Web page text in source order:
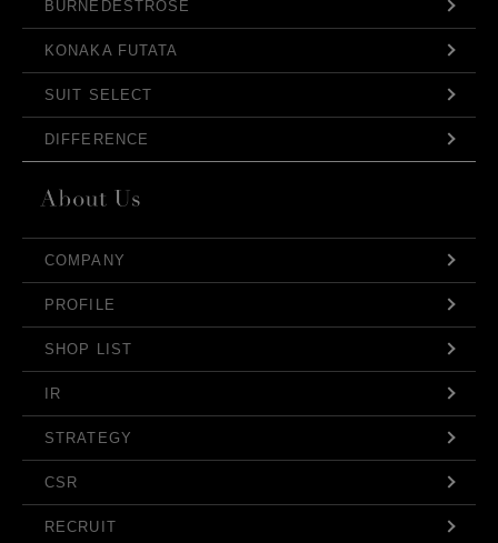
BURNEDESTROSE
KONAKA FUTATA
SUIT SELECT
DIFFERENCE
COMPANY
PROFILE
SHOP LIST
IR
STRATEGY
CSR
RECRUIT